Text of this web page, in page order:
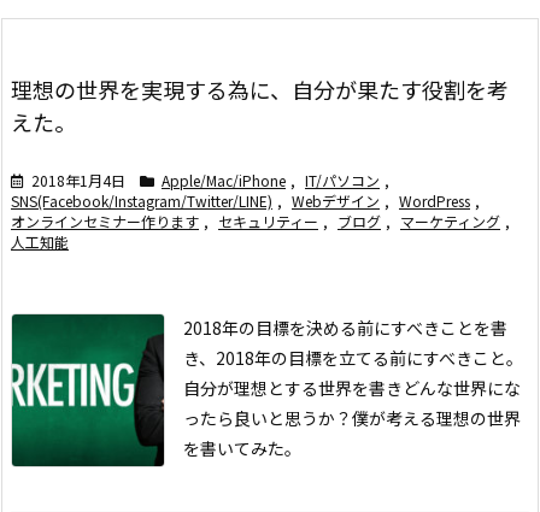
理想の世界を実現する為に、自分が果たす役割を考
えた。
2018年1月4日 Apple/Mac/iPhone , IT/パソコン ,
SNS(Facebook/Instagram/Twitter/LINE) , Webデザイン , WordPress ,
オンラインセミナー作ります , セキュリティー , ブログ , マーケティング ,
人工知能
2018年の目標を決める前にすべきことを書
き、 2018年の目標を立てる前にすべきこと。
自分が理想とする世界を書きどんな世界にな
ったら良いと思うか？僕が考える理想の世界
を書いてみた。